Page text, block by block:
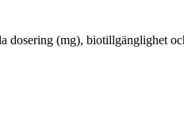
dosering (mg), biotillgänglighet